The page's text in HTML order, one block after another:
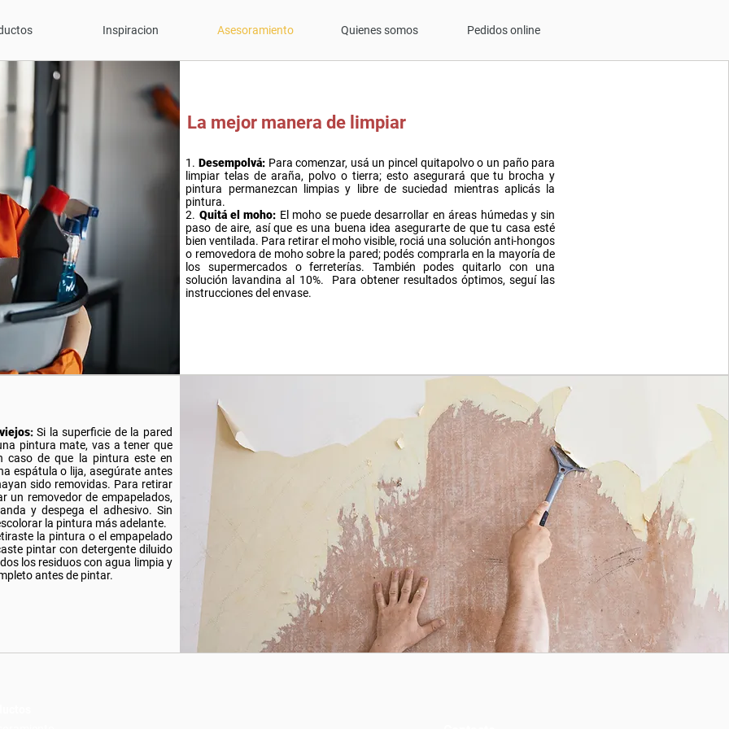
Inspiracion Asesoramiento Quienes somos Pedidos online
La mejor manera de limpiar
1. Desempolvá:Para comenzar, usá un pincel quitapolvo o un paño para
limpiar telas de araña, polvo o tierra; esto asegurará que tu brocha y
pintura permanezcan limpias y libre de suciedad mientras aplicás la
pintura.
2. Quitá el moho: El moho se puede desarrollar en áreas húmedas y sin
paso de aire, así que es una buena idea asegurarte de que tu casa esté
bien ventilada. Para retirar el moho visible, rociá una solución anti-hongos
o removedora de moho sobre la pared; podés comprarla en la mayoría de
los supermercados o ferreterías. También podes quitarlo con una
solución lavandina al 10%. Para obtener resultados óptimos, seguí las
instrucciones del envase.
: Si la superficie de la pared
pintura mate, vas a tener que
caso de que la pintura este en
espátula o lija, asegúrate antes
sido removidas. Para retirar
un removedor de empapelados,
y despega el adhesivo. Sin
la pintura más adelante.
la pintura o el empapelado
pintar con detergente diluido
los residuos con agua limpia y
antes de pintar.